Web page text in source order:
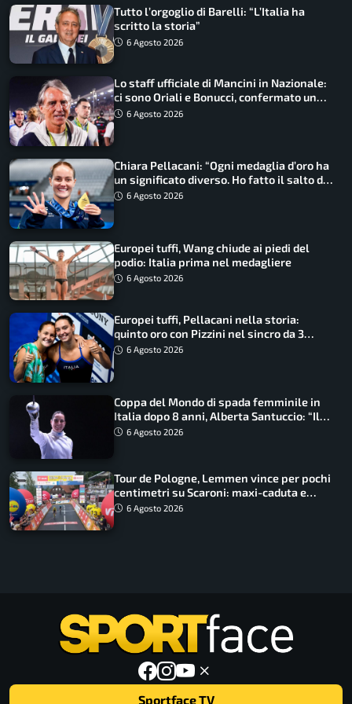
Tutto l’orgoglio di Barelli: “L’Italia ha
scritto la storia”
6 Agosto 2026
Lo staff ufficiale di Mancini in Nazionale:
ci sono Oriali e Bonucci, confermato un
ritorno
6 Agosto 2026
Chiara Pellacani: “Ogni medaglia d’oro ha
un significato diverso. Ho fatto il salto di
qualità”
6 Agosto 2026
Europei tuffi, Wang chiude ai piedi del
podio: Italia prima nel medagliere
6 Agosto 2026
Europei tuffi, Pellacani nella storia:
quinto oro con Pizzini nel sincro da 3
metri
6 Agosto 2026
Coppa del Mondo di spada femminile in
Italia dopo 8 anni, Alberta Santuccio: “Il
lavoro dà sempre i suoi frutti”
6 Agosto 2026
Tour de Pologne, Lemmen vince per pochi
centimetri su Scaroni: maxi-caduta e
tappa accorciata
6 Agosto 2026
Sportface TV